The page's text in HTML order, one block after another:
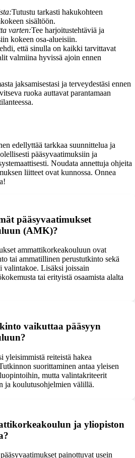
Tutustu tarkasti hakukohteen
sisältöön.
varten:Tee harjoitustehtäviä ja
kokeen osa-alueisiin.
että sinulla on kaikki tarvittavat
valmiina hyvissä ajoin ennen
jaksamisestasi ja terveydestäsi ennen
ruoka auttavat parantamaan
edellyttää tarkkaa suunnittelua ja
pääsyvaatimuksiin ja
Noudata annettuja ohjeita
liitteet ovat kunnossa. Onnea
pääsyvaatimukset
(AMK)?
ammattikorkeakouluun ovat
tai ammatillinen perustutkinto sekä
valintakoe. Lisäksi joissain
tai erityistä osaamista alalta
vaikuttaa pääsyyn
reiteistä hakea
suorittaminen antaa yleisen
mutta valintakriteerit
ja koulutusohjelmien välillä.
ja yliopiston
painottuvat usein